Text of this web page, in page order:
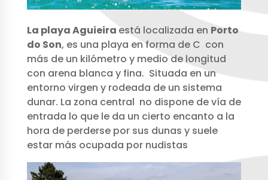
La playa Aguieira está localizada en Porto
do Son, es una playa en forma de C con
más de un kilómetro y medio de longitud
con arena blanca y fina. Situada en un
entorno virgen y rodeada de un sistema
dunar. La zona central no dispone de vía de
entrada lo que le da un cierto encanto a la
hora de perderse por sus dunas y suele
estar más ocupada por nudistas